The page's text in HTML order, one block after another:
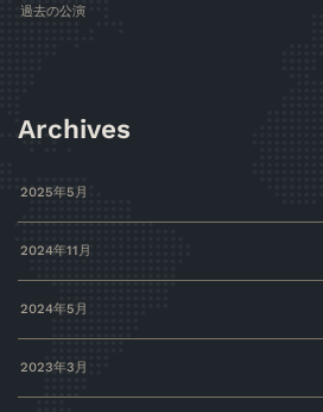
過去の公演
Archives
2025年5月
2024年11月
2024年5月
2023年3月